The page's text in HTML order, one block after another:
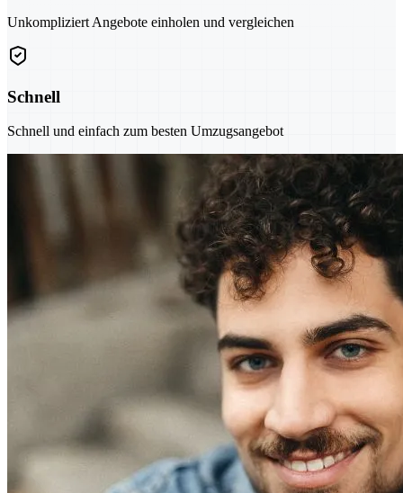
Unkompliziert Angebote einholen und vergleichen
Schnell
Schnell und einfach zum besten Umzugsangebot